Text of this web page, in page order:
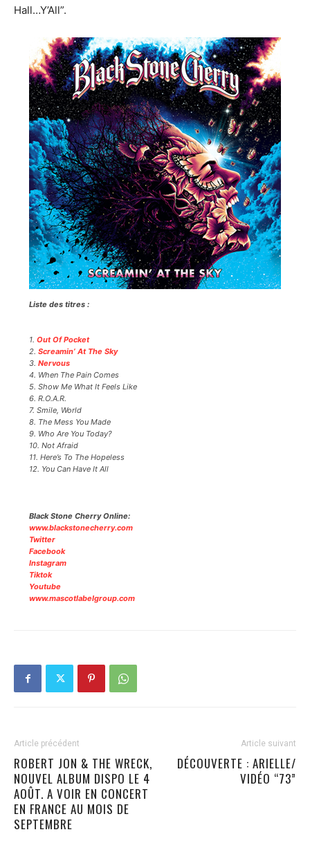
Hall…Y’All”.
Liste des titres :
1. Out Of Pocket
2. Screamin’ At The Sky
3. Nervous
4. When The Pain Comes
5. Show Me What It Feels Like
6. R.O.A.R.
7. Smile, World
8. The Mess You Made
9. Who Are You Today?
10. Not Afraid
11. Here’s To The Hopeless
12. You Can Have It All
Black Stone Cherry Online:
www.blackstonecherry.com
Twitter
Facebook
Instagram
Tiktok
Youtube
www.mascotlabelgroup.com
Article précédent
ROBERT JON & THE WRECK,
NOUVEL ALBUM DISPO LE 4
AOÛT. A VOIR EN CONCERT
EN FRANCE AU MOIS DE
SEPTEMBRE
Article suivant
DÉCOUVERTE : ARIELLE/
VIDÉO “73”